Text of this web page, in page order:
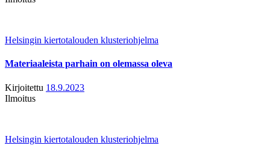
Helsingin kiertotalouden klusteriohjelma
Materiaaleista parhain on olemassa oleva
Kirjoitettu 18.9.2023
Ilmoitus
Helsingin kiertotalouden klusteriohjelma